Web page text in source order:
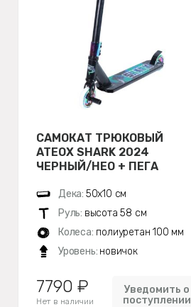
САМОКАТ ТРЮКОВЫЙ
ATEOX SHARK 2024
ЧЕРНЫЙ/НЕО + ПЕГА
Дека: 50х10 см
Руль: высота 58 см
Колеса: полиуретан 100 мм
Уровень: новичок
7790 ₽
Нет в наличии
Уведомить о
поступлении